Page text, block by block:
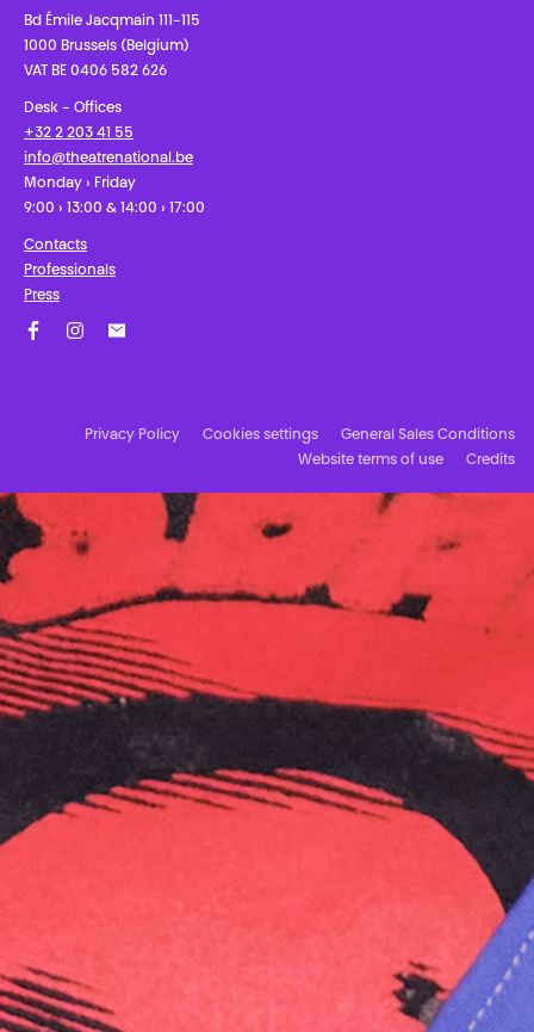
Bd Émile Jacqmain 111-115
1000 Brussels (Belgium)
VAT BE 0406 582 626
Desk - Offices
+32 2 203 41 55
info@theatrenational.be
Monday › Friday
9:00 › 13:00 & 14:00 › 17:00
Contacts
Professionals
Press
Privacy Policy Cookies settings
General Sales Conditions
Website terms of use
Credits